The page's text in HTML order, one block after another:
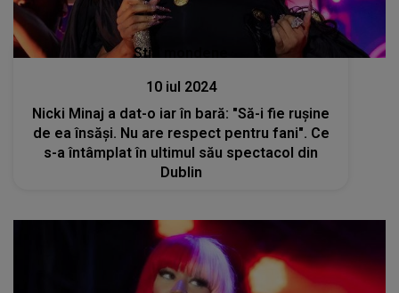
Stiri mondene
10 iul 2024
Nicki Minaj a dat-o iar în bară: "Să-i fie rușine
de ea însăși. Nu are respect pentru fani". Ce
s-a întâmplat în ultimul său spectacol din
Dublin